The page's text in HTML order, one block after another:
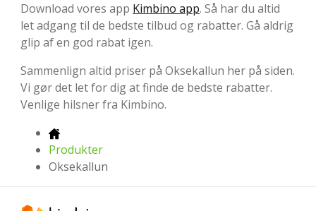
Download vores app Kimbino app. Så har du altid
let adgang til de bedste tilbud og rabatter. Gå aldrig
glip af en god rabat igen.
Sammenlign altid priser på Oksekallun her på siden.
Vi gør det let for dig at finde de bedste rabatter.
Venlige hilsner fra Kimbino.
Produkter
Oksekallun